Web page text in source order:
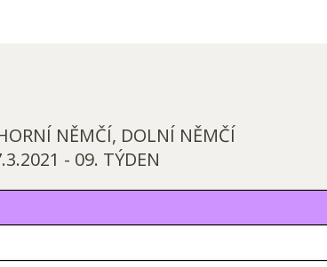
NĚMČÍ, DOLNÍ NĚMČÍ
- 09. TÝDEN